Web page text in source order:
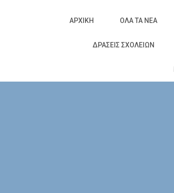
ΑΡΧΙΚΉ ΌΛΑ ΤΑ ΝΈΑ
ΔΡΆΣΕΙΣ ΣΧΟΛΕΊΩΝ